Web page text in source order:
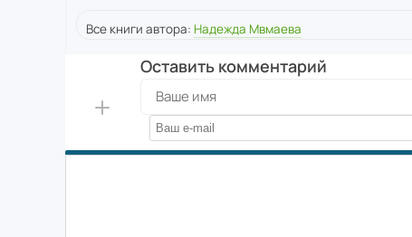
Все книги автора: Надежда Мвмаева
Оставить комментарий